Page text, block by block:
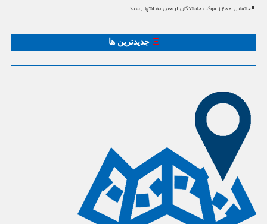
جانمایی ۱۲۰۰ موکب جاماندگان اربعین به انتها رسید
جدیدترین ها